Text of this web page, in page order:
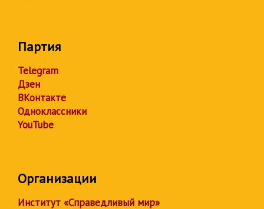
Партия
Telegram
Дзен
ВКонтакте
Одноклассники
YouTube
Организации
Институт «Справедливый мир»